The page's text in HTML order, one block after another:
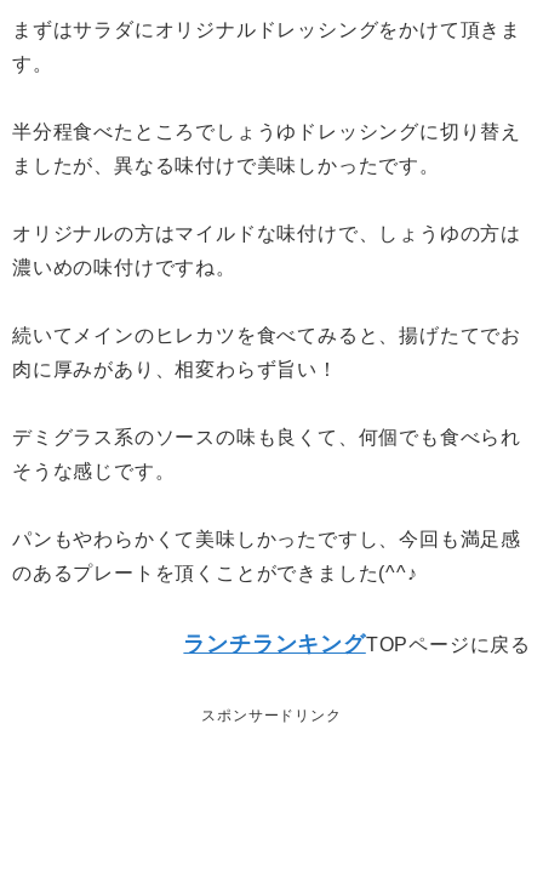
まずはサラダにオリジナルドレッシングをかけて頂きま
す。
半分程食べたところでしょうゆドレッシングに切り替え
ましたが、異なる味付けで美味しかったです。
オリジナルの方はマイルドな味付けで、しょうゆの方は
濃いめの味付けですね。
続いてメインのヒレカツを食べてみると、揚げたてでお
肉に厚みがあり、相変わらず旨い！
デミグラス系のソースの味も良くて、何個でも食べられ
そうな感じです。
パンもやわらかくて美味しかったですし、今回も満足感
のあるプレートを頂くことができました(^^♪
ランチランキングTOPページに戻る
スポンサードリンク